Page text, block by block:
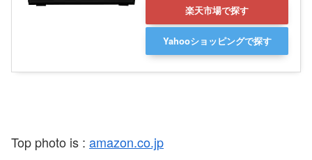
楽天市場で探す
Yahooショッピングで探す
Top photo is : amazon.co.jp